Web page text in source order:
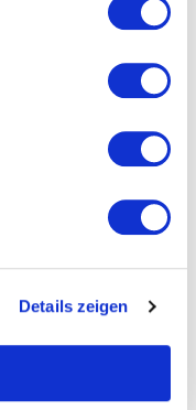
Details zeigen
die Teilnahme
für Austausch &